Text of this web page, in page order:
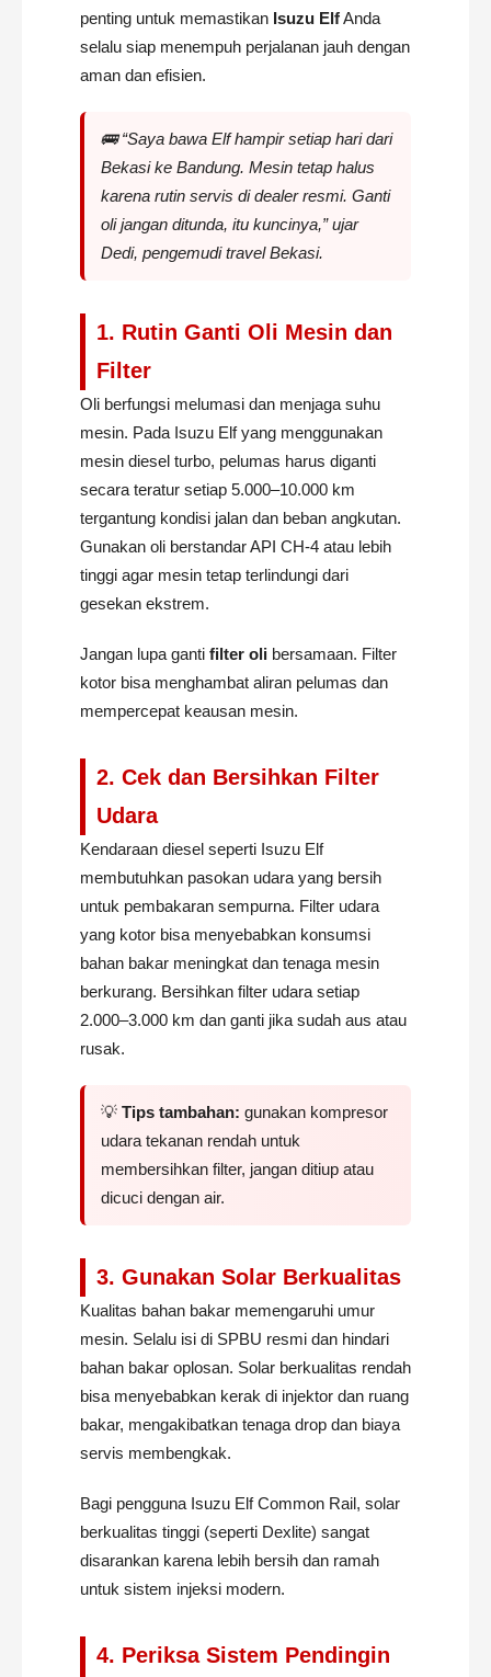
penting untuk memastikan Isuzu ElfAnda
selalu siap menempuh perjalanan jauh dengan
aman dan efisien.
🚌 “Saya bawa Elf hampir setiap hari dari
Bekasi ke Bandung. Mesin tetap halus
karena rutin servis di dealer resmi. Ganti
oli jangan ditunda, itu kuncinya,” ujar
Dedi, pengemudi travel Bekasi.
1. Rutin Ganti Oli Mesin dan
Filter
Oli berfungsi melumasi dan menjaga suhu
mesin. Pada Isuzu Elf yang menggunakan
mesin diesel turbo, pelumas harus diganti
secara teratur setiap 5.000–10.000 km
tergantung kondisi jalan dan beban angkutan.
Gunakan oli berstandar API CH-4 atau lebih
tinggi agar mesin tetap terlindungi dari
gesekan ekstrem.
Jangan lupa ganti filter oli bersamaan. Filter
kotor bisa menghambat aliran pelumas dan
mempercepat keausan mesin.
2. Cek dan Bersihkan Filter
Udara
Kendaraan diesel seperti Isuzu Elf
membutuhkan pasokan udara yang bersih
untuk pembakaran sempurna. Filter udara
yang kotor bisa menyebabkan konsumsi
bahan bakar meningkat dan tenaga mesin
berkurang. Bersihkan filter udara setiap
2.000–3.000 km dan ganti jika sudah aus atau
rusak.
💡 Tips tambahan: gunakan kompresor
udara tekanan rendah untuk
membersihkan filter, jangan ditiup atau
dicuci dengan air.
3. Gunakan Solar Berkualitas
Kualitas bahan bakar memengaruhi umur
mesin. Selalu isi di SPBU resmi dan hindari
bahan bakar oplosan. Solar berkualitas rendah
bisa menyebabkan kerak di injektor dan ruang
bakar, mengakibatkan tenaga drop dan biaya
servis membengkak.
Bagi pengguna Isuzu Elf Common Rail, solar
berkualitas tinggi (seperti Dexlite) sangat
disarankan karena lebih bersih dan ramah
untuk sistem injeksi modern.
4. Periksa Sistem Pendingin